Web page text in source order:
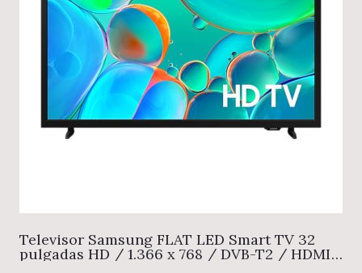
Televisor Samsung FLAT LED Smart TV 32
pulgadas HD / 1.366 x 768 / DVB-T2 / HDMI